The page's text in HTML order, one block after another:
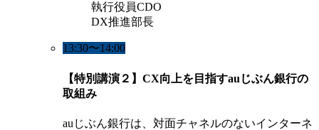
執行役員CDO
DX推進部長
13:30〜14:00
【特別講演２】CX向上を目指すauじぶん銀行の
取組み
auじぶん銀行は、対面チャネルのないインターネ